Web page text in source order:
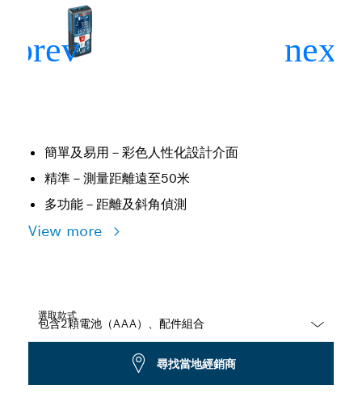
簡單及易用－彩色人性化設計介面
精準－測量距離遠至50米
多功能－距離及斜角偵測
View more
選取款式
尋找當地經銷商